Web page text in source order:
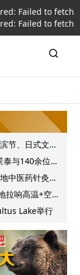
Failed to fetch
Failed to fetch
节、日式文化
! 与140余位客
中医药针灸服
拉响高温+空气
Lake举行